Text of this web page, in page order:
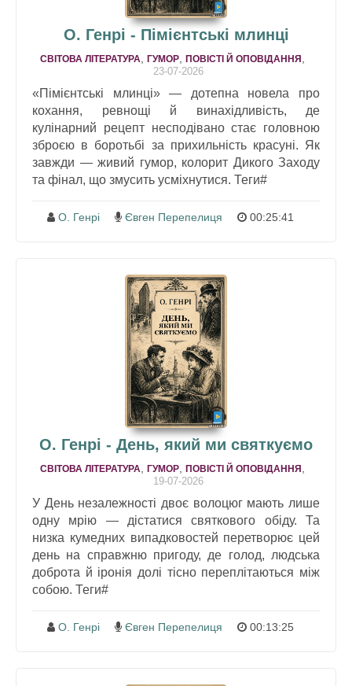
О. Генрі - Пімієнтські млинці
СВІТОВА ЛІТЕРАТУРА, ГУМОР, ПОВІСТІ Й ОПОВІДАННЯ ,
23-07-2026
«Пімієнтські млинці» — дотепна новела про
кохання, ревнощі й винахідливість, де
кулінарний рецепт несподівано стає головною
зброєю в боротьбі за прихильність красуні. Як
завжди — живий гумор, колорит Дикого Заходу
та фінал, що змусить усміхнутися. Теги#
О. Генрі Євген Перепелиця 00:25:41
О. Генрі - День, який ми святкуємо
СВІТОВА ЛІТЕРАТУРА, ГУМОР, ПОВІСТІ Й ОПОВІДАННЯ ,
19-07-2026
У День незалежності двоє волоцюг мають лише
одну мрію — дістатися святкового обіду. Та
низка кумедних випадковостей перетворює цей
день на справжню пригоду, де голод, людська
доброта й іронія долі тісно переплітаються між
собою. Теги#
О. Генрі Євген Перепелиця 00:13:25